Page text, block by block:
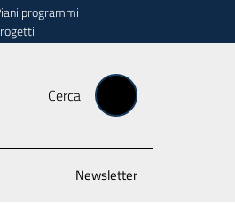
programmi
Cerca
Newsletter